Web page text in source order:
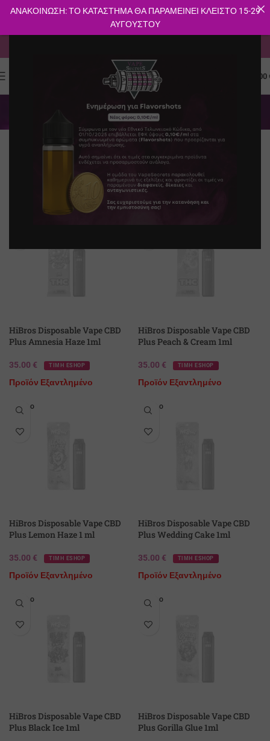
0.00
Προϊόντα CBD
Κατηγορίες
E-shop
Φίλτρα
HiBros Disposable Vape CBD
Plus Amnesia Haze 1ml
35.00 € ΤΙΜΗ ESHOP
Προϊόν Εξαντλημένο
HiBros Disposable Vape CBD
Plus Peach & Cream 1ml
35.00 € ΤΙΜΗ ESHOP
Προϊόν Εξαντλημένο
SOLD O
UT
HiBros Disposable Vape CBD
Plus Lemon Haze 1 ml
35.00 € ΤΙΜΗ ESHOP
Προϊόν Εξαντλημένο
SOLD O
UT
HiBros Disposable Vape CBD
Plus Wedding Cake 1ml
35.00 € ΤΙΜΗ ESHOP
Προϊόν Εξαντλημένο
SOLD O
UT
HiBros Disposable Vape CBD
Plus Black Ice 1ml
SOLD O
UT
HiBros Disposable Vape CBD
Plus Gorilla Glue 1ml
ΑΝΑΚΟΙΝΩΣΗ: ΤΟ ΚΑΤΑΣΤΗΜΑ ΘΑ ΠΑΡΑΜΕΙΝΕΙ ΚΛΕΙΣΤΟ 15-29
ΑΥΓΟΥΣΤΟΥ